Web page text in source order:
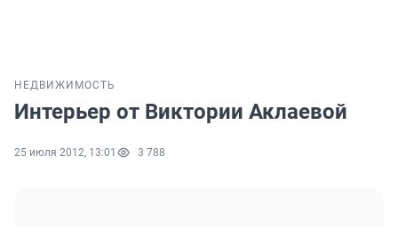
НЕДВИЖИМОСТЬ
Интерьер от Виктории Аклаевой
25 июля 2012, 13:01 3 788